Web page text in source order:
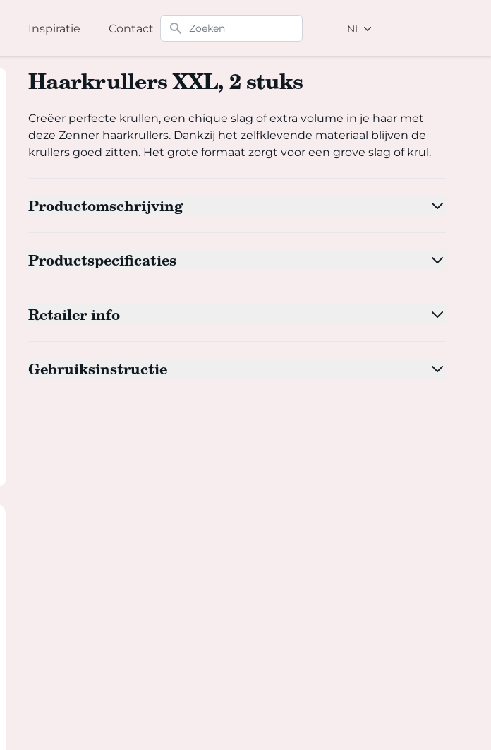
Inspiratie Contact Zoeken NL NL
Haarkrullers XXL, 2 stuks
Creëer perfecte krullen, een chique slag of extra volume in je haar met deze Zenner
Creëer perfecte krullen, een chique slag of extra volume in je haar met
deze Zenner haarkrullers. Dankzij het zelfklevende materiaal blijven de
krullers goed zitten. Het grote formaat zorgt voor een grove slag of krul.
Productomschrijving
Productspecificaties
Retailer info
Gebruiksinstructie